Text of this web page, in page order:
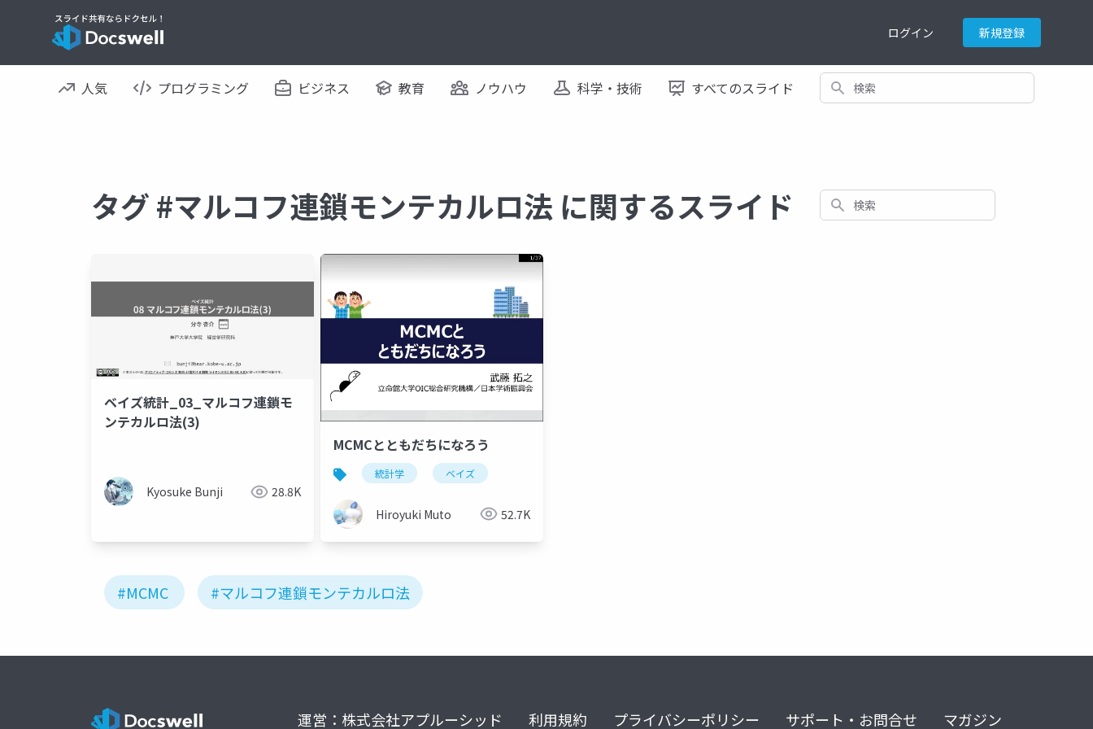
ログイン 新規登録
人気 プログラミング ビジネス 教育 ノウハウ 科学・技術 すべてのスライド 検索
タグ #マルコフ連鎖モンテカルロ法 に関するスライド 検索
ベイズ統計_03_マルコフ連鎖モ
ンテカルロ法(3)
Kyosuke Bunji 28.8K
MCMCとともだちになろう
統計学 ベイズ
Hiroyuki Muto 52.7K
#MCMC #マルコフ連鎖モンテカルロ法
運営：株式会社アプルーシッド 利用規約 プライバシーポリシー サポート・お問合せ マガジン